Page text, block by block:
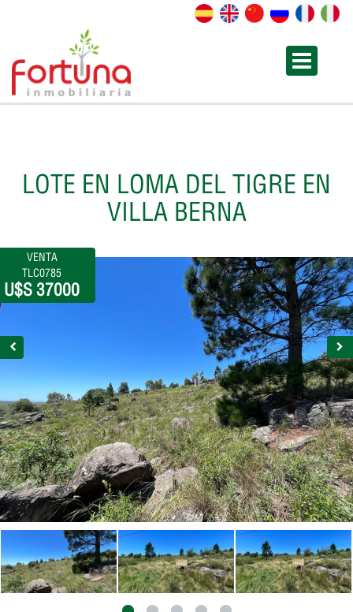
LOTE EN LOMA DEL TIGRE EN
VILLA BERNA
VENTA
TLC0785
U$S 37000